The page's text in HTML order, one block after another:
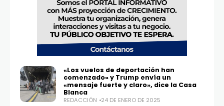
«Los vuelos de deportación han
comenzado» y Trump envía un
«mensaje fuerte y claro», dice la Casa
Blanca
REDACCIÓN 24 DE ENERO DE 2025